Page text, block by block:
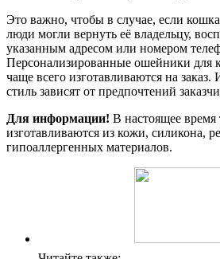
Это важно, чтобы в случае, если
люди могли вернуть её владельцу,
указанным адресом или номером
Персонализированные ошейники для
чаще всего изготавливаются на
стиль зависят от предпочтений
Для информации! В настоящее время
изготавливаются из кожи, силикона,
гипоаллергенных материалов.